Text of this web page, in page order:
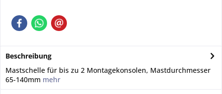
Beschreibung
Mastschelle für bis zu 2 Montagekonsolen, Mastdurchmesser
65-140mm mehr